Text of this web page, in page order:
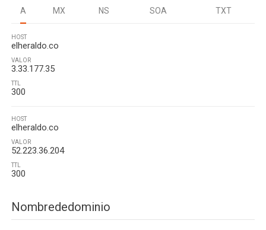
A MX NS SOA TXT
HOST
elheraldo.co
VALOR
3.33.177.35
TTL
300
HOST
elheraldo.co
VALOR
52.223.36.204
TTL
300
Nombrededominio